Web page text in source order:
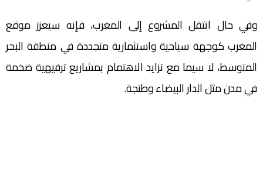
وفي حال انتقل المشروع إلى المغرب، فإنه سيعزز موقع
المغرب كوجهة سياحية واستثمارية متجددة في منطقة البحر
المتوسط، لا سيما مع تزايد الاهتمام بمشاريع ترفيهية ضخمة
في مدن مثل الدار البيضاء وطنجة.